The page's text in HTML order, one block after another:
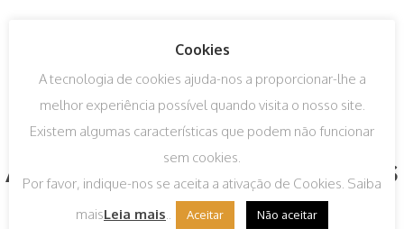
Algumas das nossas marcas
Cookies
A tecnologia de cookies ajuda-nos a proporcionar-lhe a
melhor experiência possível quando visita o nosso site.
Existem algumas características que podem não funcionar
sem cookies.
Por favor, indique-nos se aceita a ativação de Cookies. Saiba
maisLeia mais.. Aceitar Não aceitar